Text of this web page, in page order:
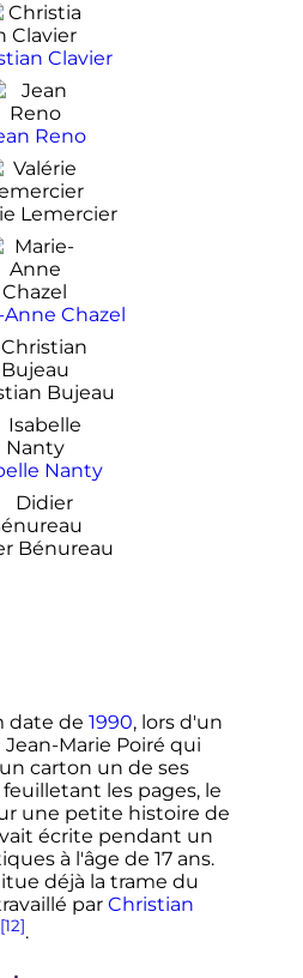
Clavier
Reno
Lemercier
Chazel
Bujeau
Nanty
Bénureau
date de 1990, lors d'un
Marie Poiré qui
carton un de ses
les pages, le
une petite histoire de
écrite pendant un
à l'âge de 17 ans.
déjà la trame du
par Christian
[12].